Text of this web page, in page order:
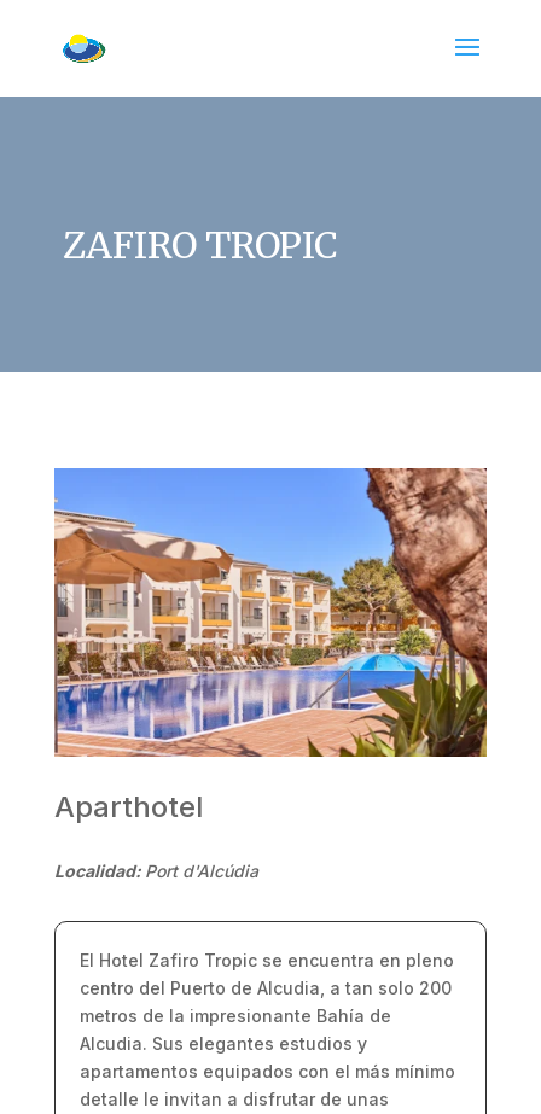
ZAFIRO TROPIC
Aparthotel
Localidad: Port d'Alcúdia
El Hotel Zafiro Tropic se encuentra en pleno
centro del Puerto de Alcudia, a tan solo 200
metros de la impresionante Bahía de
Alcudia. Sus elegantes estudios y
apartamentos equipados con el más mínimo
detalle le invitan a disfrutar de unas